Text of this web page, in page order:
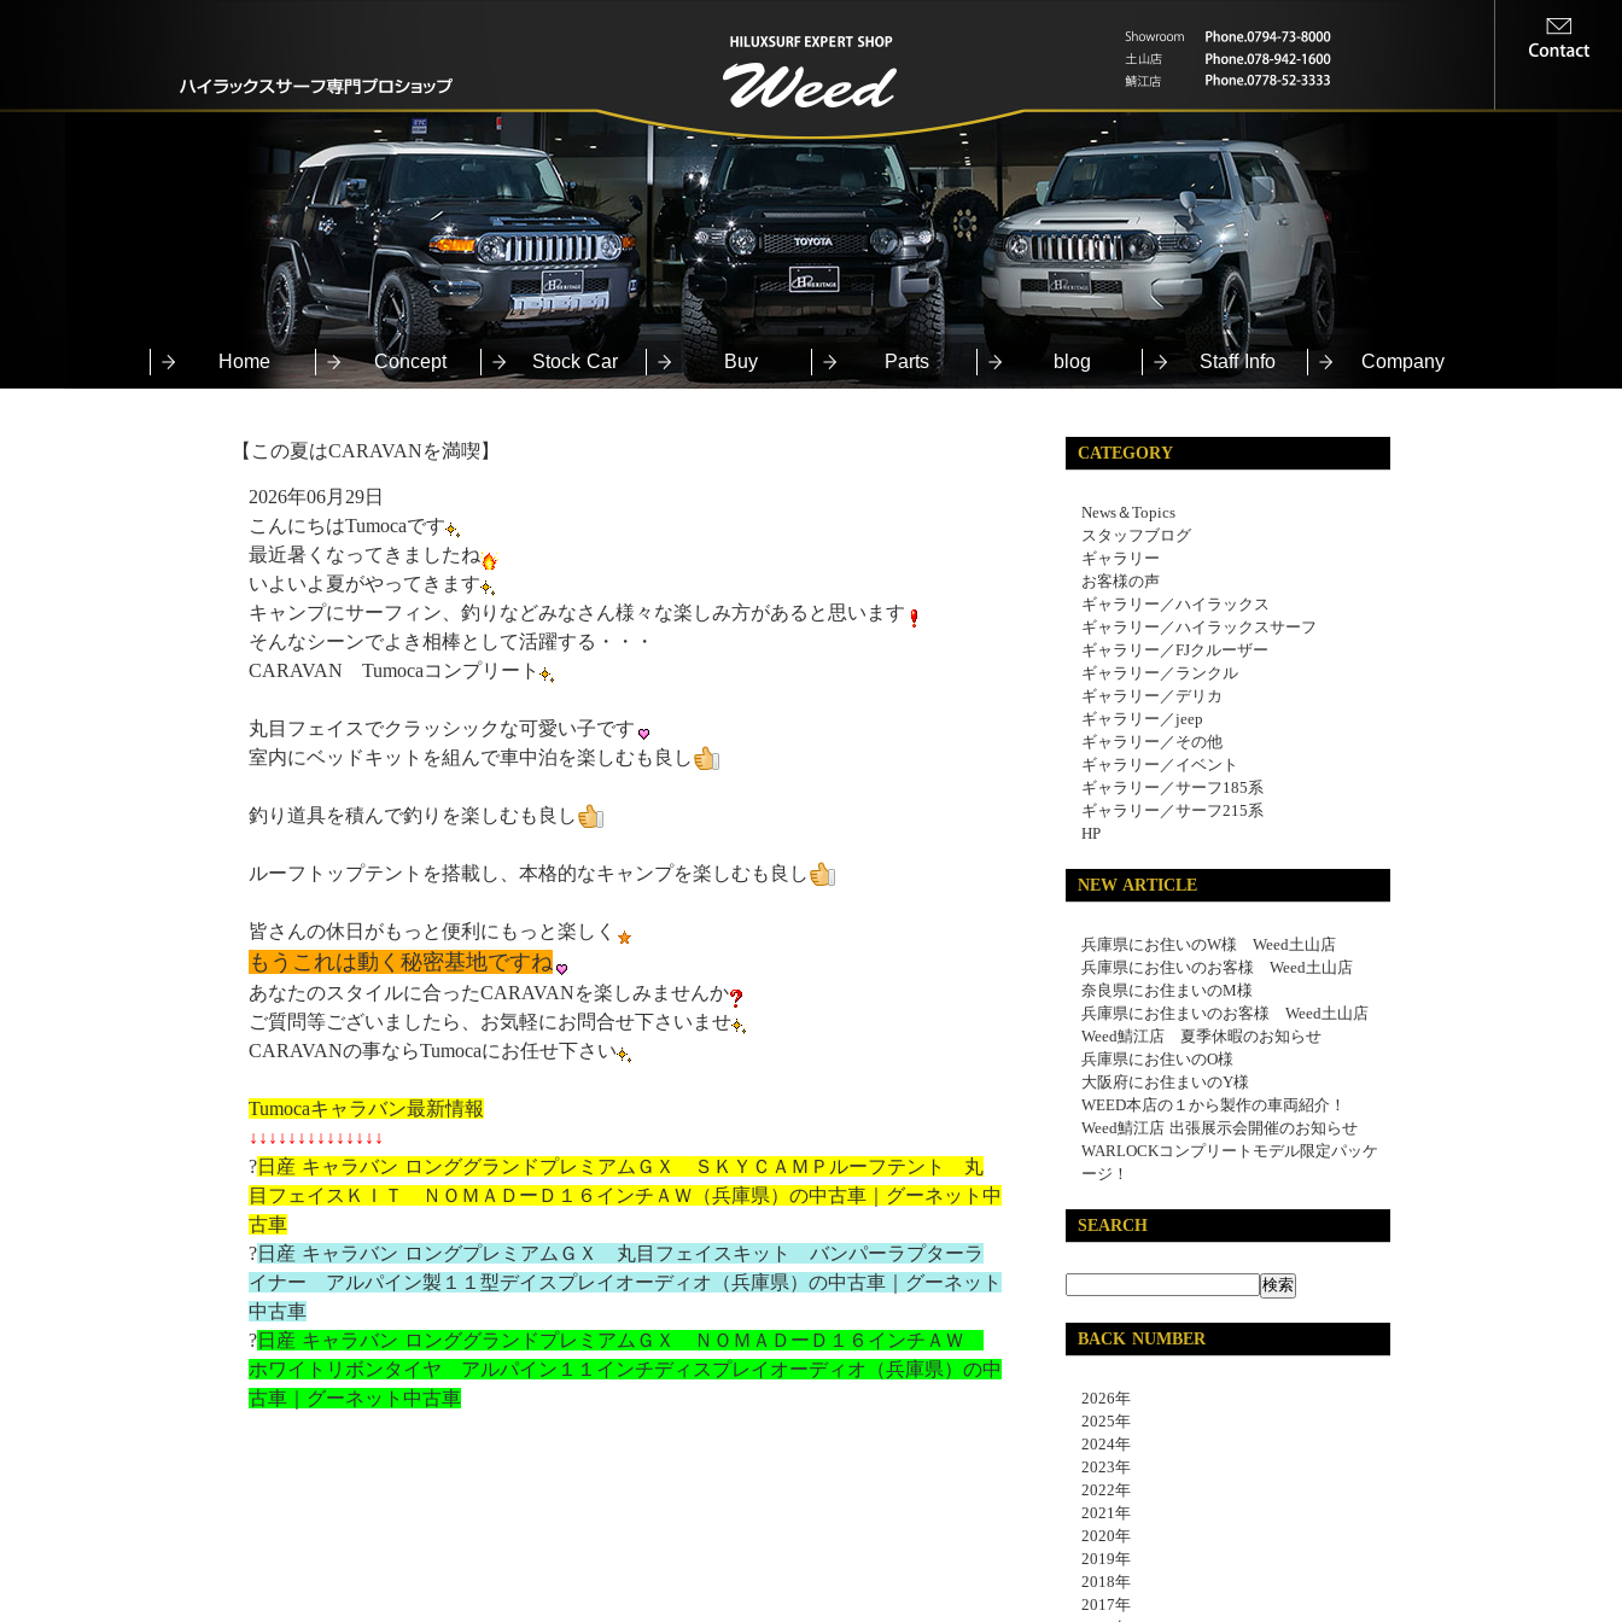
EXPERT SHOP
Weed
Home Concept Stock Car Buy Parts blog Staff Info Company
【この夏はCARAVANを満喫】
2026年06月29日
こんにちはTumocaです
最近暑くなってきましたね
いよいよ夏がやってきます
キャンプにサーフィン、釣りなどみなさん様々な楽しみ方があると思います
そんなシーンでよき相棒として活躍する・・・
CARAVAN Tumocaコンプリート
丸目フェイスでクラッシックな可愛い子です
室内にベッドキットを組んで車中泊を楽しむも良し
釣り道具を積んで釣りを楽しむも良し
ルーフトップテントを搭載し、本格的なキャンプを楽しむも良し
皆さんの休日がもっと便利にもっと楽しく
もうこれは動く秘密基地ですね
あなたのスタイルに合ったCARAVANを楽しみませんか
ご質問等ございましたら、お気軽にお問合せ下さいませ
CARAVANの事ならTumocaにお任せ下さい
Tumocaキャラバン最新情報
↓↓↓↓↓↓↓↓↓↓↓↓↓↓
?日産 キャラバン ロンググランドプレミアムＧＸ ＳＫＹＣＡＭＰルーフテント 丸
目フェイスＫＩＴ ＮＯＭＡＤーＤ１６インチＡＷ（兵庫県）の中古車｜グーネット中
古車
?日産 キャラバン ロングプレミアムＧＸ 丸目フェイスキット バンパーラプターラ
イナー アルパイン製１１型デイスプレイオーディオ（兵庫県）の中古車｜グーネット
中古車
?日産 キャラバン ロンググランドプレミアムＧＸ ＮＯＭＡＤーＤ１６インチＡＷ
ホワイトリボンタイヤ アルパイン１１インチディスプレイオーディオ（兵庫県）の中
古車｜グーネット中古車
CATEGORY
News＆Topics
スタッフブログ
ギャラリー
お客様の声
ギャラリー／ハイラックス
ギャラリー／ハイラックスサーフ
ギャラリー／FJクルーザー
ギャラリー／ランクル
ギャラリー／デリカ
ギャラリー／jeep
ギャラリー／その他
ギャラリー／イベント
ギャラリー／サーフ185系
ギャラリー／サーフ215系
HP
NEW ARTICLE
兵庫県にお住いのW様 Weed土山店
兵庫県にお住いのお客様 Weed土山店
奈良県にお住まいのM様
兵庫県にお住まいのお客様 Weed土山店
Weed鯖江店 夏季休暇のお知らせ
兵庫県にお住いのO様
大阪府にお住まいのY様
WEED本店の１から製作の車両紹介！
Weed鯖江店 出張展示会開催のお知らせ
WARLOCKコンプリートモデル限定パッケ
ージ！
SEARCH
BACK NUMBER
2026年
2025年
2024年
2023年
2022年
2021年
2020年
2019年
2018年
2017年